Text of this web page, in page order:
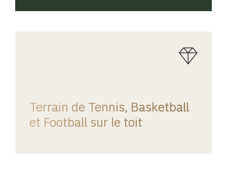
Terrain de Tennis, Basketball
et Football sur le toit